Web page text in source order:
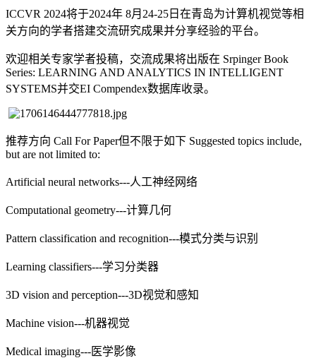
ICCVR 2024将于2024年 8月24-25日在青岛为计算机视觉等相
关方向的学者搭建交流研究成果并分享经验的平台。
欢迎相关专家学者投稿，交流成果将出版在 Srpinger Book
Series: LEARNING AND ANALYTICS IN INTELLIGENT
SYSTEMS并交EI Compendex数据库收录。
推荐方向 Call For Paper但不限于如下 Suggested topics include,
but are not limited to:
Artificial neural networks---人工神经网络
Computational geometry---计算几何
Pattern classification and recognition---模式分类与识别
Learning classifiers---学习分类器
3D vision and perception---3D视觉和感知
Machine vision---机器视觉
Medical imaging---医学影像